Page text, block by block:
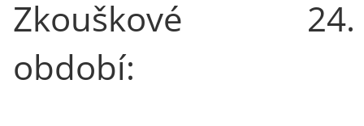
Zkouškové
období: